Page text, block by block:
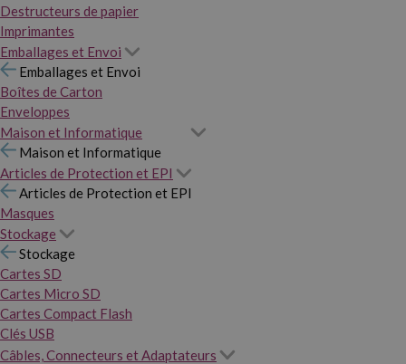
Destructeurs de papier
Imprimantes
Emballages et Envoi
Emballages et Envoi
Boîtes de Carton
Enveloppes
Maison et Informatique
Maison et Informatique
Articles de Protection et EPI
Articles de Protection et EPI
Masques
Stockage
Stockage
Cartes SD
Cartes Micro SD
Cartes Compact Flash
Clés USB
Câbles, Connecteurs et Adaptateurs